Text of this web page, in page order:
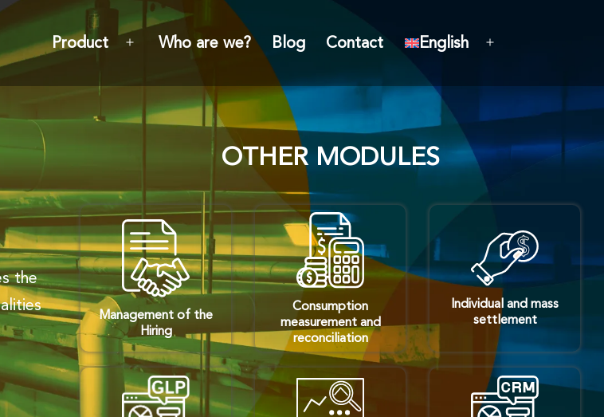
Product Who are we? Blog Contact English
the
OTHER MODULES
Management of the
Hiring
Consumption
measurement and
reconciliation
Individual and mass
settlement